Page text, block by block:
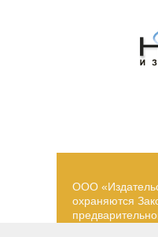
ООО
охраняются